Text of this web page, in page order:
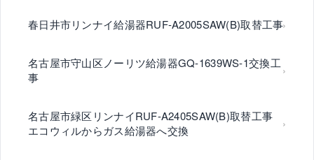
春日井市リンナイ給湯器RUF-A2005SAW(B)取替工事
名古屋市守山区ノーリツ給湯器GQ-1639WS-1交換工
事
名古屋市緑区リンナイRUF-A2405SAW(B)取替工事
エコウィルからガス給湯器へ交換